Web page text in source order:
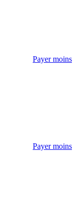
Payer moins
Payer moins